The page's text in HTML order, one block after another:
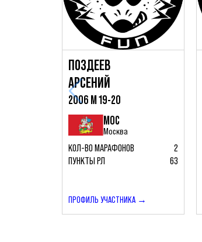
ПОЗДЕЕВ
АРСЕНИЙ
2006 М 19-20
МОС
Москва
КОЛ-ВО МАРАФОНОВ
2
ПУНКТЫ РЛ
63
ПРОФИЛЬ УЧАСТНИКА →